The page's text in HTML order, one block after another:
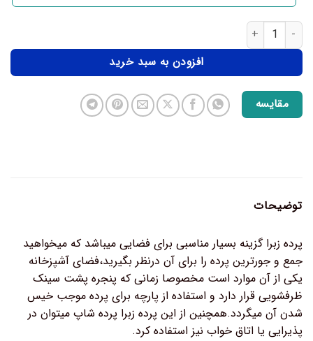
افزودن به سبد خرید
مقایسه
توضیحات
پرده زبرا گزینه بسیار مناسبی برای فضایی میباشد که میخواهید
جمع و جورترین پرده را برای آن درنظر بگیرید،فضای آشپزخانه
یکی از آن موارد است مخصوصا زمانی که پنجره پشت سینک
ظرفشویی قرار دارد و استفاده از پارچه برای پرده موجب خیس
شدن آن میگردد.همچنین از این پرده زبرا پرده شاپ میتوان در
پذیرایی یا اتاق خواب نیز استفاده کرد.